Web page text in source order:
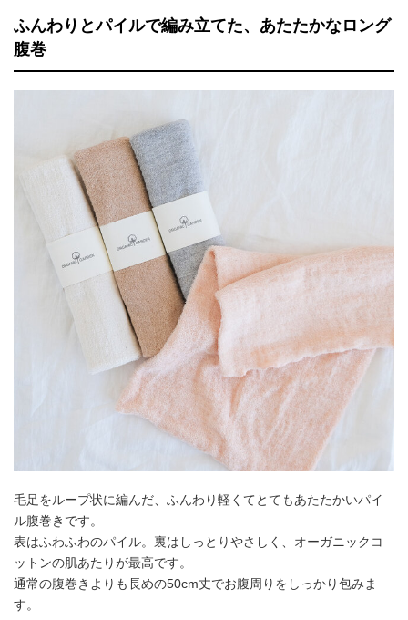
ふんわりとパイルで編み立てた、あたたかなロング
腹巻
毛足をループ状に編んだ、ふんわり軽くてとてもあたたかいパイ
ル腹巻きです。
表はふわふわのパイル。裏はしっとりやさしく、オーガニックコ
ットンの肌あたりが最高です。
通常の腹巻きよりも長めの50cm丈でお腹周りをしっかり包みま
す。